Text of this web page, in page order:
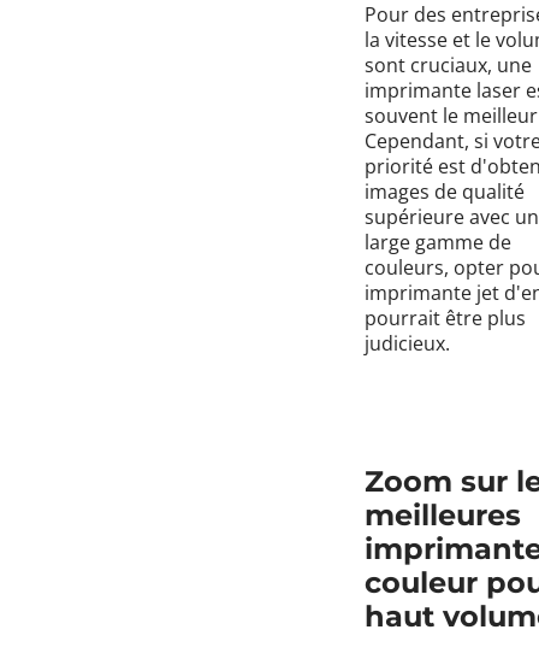
Pour des
la vitesse et le
sont cruciaux, une
imprimante laser
souvent le
Cependant, si
priorité est
images de qualité
supérieure avec
large gamme de
couleurs, opter
imprimante jet
pourrait être plus
judicieux.
Zoom sur
meilleures
couleur
haut